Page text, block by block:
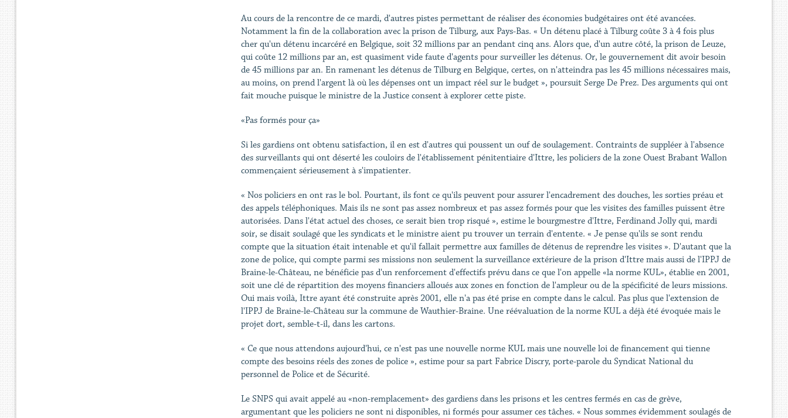
Au cours de la rencontre de ce mardi, d'autres pistes permettant de réaliser des économies budgétaires ont été avancées.
Notamment la fin de la collaboration avec la prison de Tilburg, aux Pays-Bas. « Un détenu placé à Tilburg coûte 3 à 4 fois plus
cher qu'un détenu incarcéré en Belgique, soit 32 millions par an pendant cinq ans. Alors que, d'un autre côté, la prison de Leuze,
qui coûte 12 millions par an, est quasiment vide faute d'agents pour surveiller les détenus. Or, le gouvernement dit avoir besoin
de 45 millions par an. En ramenant les détenus de Tilburg en Belgique, certes, on n'atteindra pas les 45 millions nécessaires mais,
au moins, on prend l'argent là où les dépenses ont un impact réel sur le budget », poursuit Serge De Prez. Des arguments qui ont
fait mouche puisque le ministre de la Justice consent à explorer cette piste.
«Pas formés pour ça»
Si les gardiens ont obtenu satisfaction, il en est d'autres qui poussent un ouf de soulagement. Contraints de suppléer à l'absence
des surveillants qui ont déserté les couloirs de l'établissement pénitentiaire d'Ittre, les policiers de la zone Ouest Brabant Wallon
commençaient sérieusement à s'impatienter.
« Nos policiers en ont ras le bol. Pourtant, ils font ce qu'ils peuvent pour assurer l'encadrement des douches, les sorties préau et
des appels téléphoniques. Mais ils ne sont pas assez nombreux et pas assez formés pour que les visites des familles puissent être
autorisées. Dans l'état actuel des choses, ce serait bien trop risqué », estime le bourgmestre d'Ittre, Ferdinand Jolly qui, mardi
soir, se disait soulagé que les syndicats et le ministre aient pu trouver un terrain d'entente. « Je pense qu'ils se sont rendu
compte que la situation était intenable et qu'il fallait permettre aux familles de détenus de reprendre les visites ». D'autant que la
zone de police, qui compte parmi ses missions non seulement la surveillance extérieure de la prison d'Ittre mais aussi de l'IPPJ de
Braine-le-Château, ne bénéficie pas d'un renforcement d'effectifs prévu dans ce que l'on appelle «la norme KUL», établie en 2001,
soit une clé de répartition des moyens financiers alloués aux zones en fonction de l'ampleur ou de la spécificité de leurs missions.
Oui mais voilà, Ittre ayant été construite après 2001, elle n'a pas été prise en compte dans le calcul. Pas plus que l'extension de
l'IPPJ de Braine-le-Château sur la commune de Wauthier-Braine. Une réévaluation de la norme KUL a déjà été évoquée mais le
projet dort, semble-t-il, dans les cartons.
« Ce que nous attendons aujourd'hui, ce n'est pas une nouvelle norme KUL mais une nouvelle loi de financement qui tienne
compte des besoins réels des zones de police », estime pour sa part Fabrice Discry, porte-parole du Syndicat National du
personnel de Police et de Sécurité.
Le SNPS qui avait appelé au «non-remplacement» des gardiens dans les prisons et les centres fermés en cas de grève,
argumentant que les policiers ne sont ni disponibles, ni formés pour assumer ces tâches. « Nous sommes évidemment soulagés de